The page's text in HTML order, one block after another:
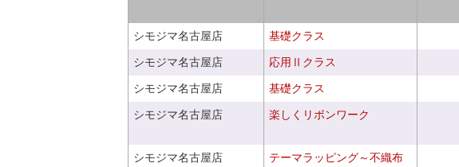
シモジマ名古屋店 基礎クラス
シモジマ名古屋店 応用Ⅱクラス
シモジマ名古屋店 基礎クラス
シモジマ名古屋店 楽しくリボンワーク
シモジマ名古屋店
テーマラッピング～不織布